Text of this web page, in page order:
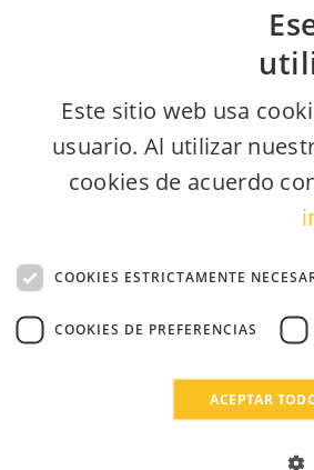
Este sitio web usa
usuario. Al utilizar
cookies de acuerdo
COOKIES ESTRICTAMENTE
COOKIES DE PREFERENCIAS
ACEPTAR